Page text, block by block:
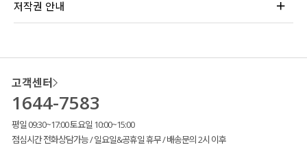
저작권 안내
고객센터
1644-7583
평일 09:30~17:00 토요일 10:00~15:00
점심시간 전화상담가능 / 일요일&공휴일 휴무 / 배송문의 2시 이후